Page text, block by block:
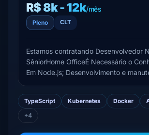
R$ 8k - 12k/mês
Pleno CLT
Estamos contratando Desenvolvedor
SêniorHome OfficeÉ Necessário o
Em Node.js; Desenvolvimento e
soluções escaláveis, performáticas e
disponibilidade; Integração entre
bancos de dados e aplicações cor...
TypeScript Kubernetes Docker
+4